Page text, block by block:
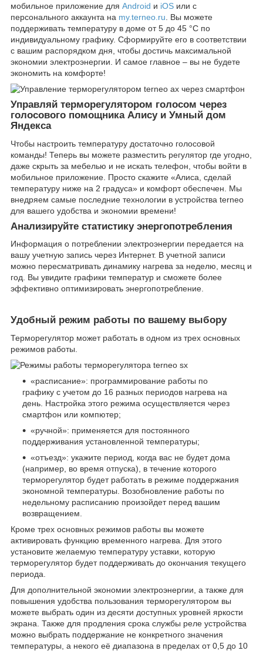
мобильное приложение для Android и iOS или с
персонального аккаунта на my.terneo.ru . Вы можете
поддерживать температуру в доме от 5 до 45 °С по
индивидуальному графику. Сформируйте его в соответствии
с вашим распорядком дня, чтобы достичь максимальной
экономии электроэнергии. И самое главное – вы не будете
экономить на комфорте!
Управляй терморегулятором голосом через
голосового помощника Алису и Умный дом
Яндекса
Чтобы настроить температуру достаточно голосовой
команды! Теперь вы можете разместить регулятор где угодно,
даже скрыть за мебелью и не искать телефон, чтобы войти в
мобильное приложение. Просто скажите «Алиса, сделай
температуру ниже на 2 градуса» и комфорт обеспечен. Мы
внедряем самые последние технологии в устройства terneo
для вашего удобства и экономии времени!
Анализируйте статистику энергопотребления
Информация о потреблении электроэнергии передается на
вашу учетную запись через Интернет. В учетной записи
можно пересматривать динамику нагрева за неделю, месяц и
год. Вы увидите графики температур и сможете более
эффективно оптимизировать энергопотребление.
Удобный режим работы по вашему выбору
Терморегулятор может работать в одном из трех основных
режимов работы.
«расписание»: программирование работы по
графику с учетом до 16 разных периодов нагрева на
день. Настройка этого режима осуществляется через
смартфон или компютер;
«ручной»: применяется для постоянного
поддерживания установленной температуры;
«отъезд»: укажите период, когда вас не будет дома
(например, во время отпуска), в течение которого
терморегулятор будет работать в режиме поддержания
экономной температуры. Возобновление работы по
недельному расписанию произойдет перед вашим
возвращением.
Кроме трех основных режимов работы вы можете
активировать функцию временного нагрева. Для этого
установите желаемую температуру уставки, которую
терморегулятор будет поддерживать до окончания текущего
периода.
Для дополнительной экономии электроэнергии, а также для
повышения удобства пользования терморегулятором вы
можете выбрать один из десяти доступных уровней яркости
экрана. Также для продления срока службы реле устройства
можно выбрать поддержание не конкретного значения
температуры, а некого её диапазона в пределах от 0,5 до 10